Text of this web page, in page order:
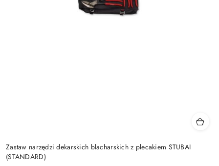
Zastaw narzędzi dekarskich blacharskich z plecakiem STUBAI
(STANDARD)